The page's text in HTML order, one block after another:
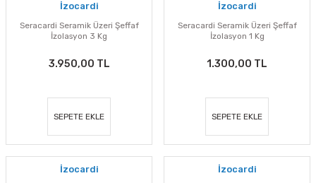
İzocardi
Seracardi Seramik Üzeri Şeffaf
İzolasyon 3 Kg
3.950,00 TL
SEPETE EKLE
İzocardi
Seracardi Seramik Üzeri Şeffaf
İzolasyon 1 Kg
1.300,00 TL
SEPETE EKLE
İzocardi İzocardi